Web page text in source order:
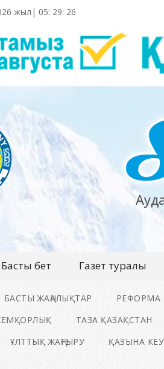
жыл| 05: 29: 27
Басты бет Газет туралы
БАСТЫ ЖАҢАЛЫҚТАР РЕФОРМА
ТАЗА ҚАЗАҚСТАН
ҰЛТТЫҚ ЖАҢҒЫРУ
ҚАЗЫНА